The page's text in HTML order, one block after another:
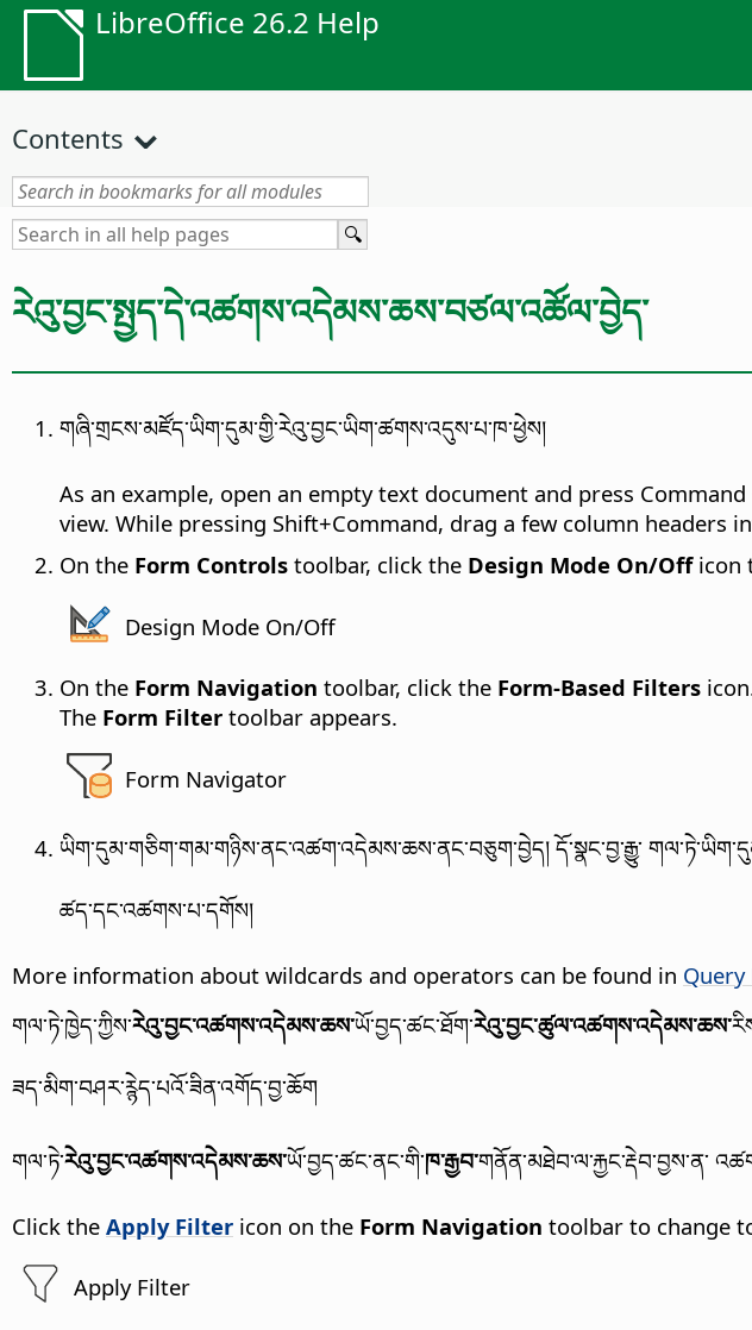
LibreOffice 26.2 Help
Contents
རེའུ་བྱང་སྤྱད་དེ་འཚགས་འདེམས་ཆས་བཙལ་འཚོལ་བྱེད་
གཞི་གྲངས་མཛོད་ཡིག་དུམ་གྱི་རེའུ་བྱང་ཡིག་ཚགས་འདུས་པ་ཁ་ཕྱེས།
As an example, open an empty text document and press Command
view. While pressing Shift+Command, drag a few column headers
On the Form Controls toolbar, click the Design Mode On/Officon
Design Mode On/Off
On the Form Navigation toolbar, click the Form-Based Filters
The Form Filter toolbar appears.
Form Navigator
ཡིག་དུམ་གཅིག་གམ་གཉིས་ནང་འཚག་འདེམས་ཆས་ནང་བཅུག་བྱེད། དོ་སྣང་བྱ་རྒྱུ་
ཚད་དང་འཚགས་པ་དགོས།
More information about wildcards and operators can be found in Query
གལ་ཏེ་ཁྱེད་ཀྱིས་རེའུ་བྱང་འཚགས་འདེམས་ཆས་ཡོ་བྱད་ཚང་ཐོག་རེའུ་བྱང་ཚུལ་འཚགས་འདེམས་ཆས་
ཟད་མིག་བཤར་ཪྙེད་པའོ་ཟིན་འགོད་བྱ་ཆོག
གལ་ཏེ་རེའུ་བྱང་འཚགས་འདེམས་ཆས་ཡོ་བྱད་ཚང་ནང་གི་ཁ་རྒྱབ་གནོན་མཐེབ་ལ་རྐྱང་རྡེབ་བྱས་ན་
Click the Apply Filter icon on the Form Navigation toolbar to change
Apply Filter